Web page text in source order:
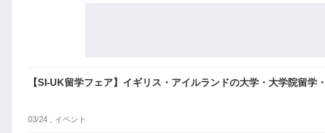
【SI-UK留学フェア】イギリス・アイルランドの大学・大学院留学
03/24 , イベント